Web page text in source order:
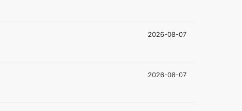
2026-08-07
2026-08-07